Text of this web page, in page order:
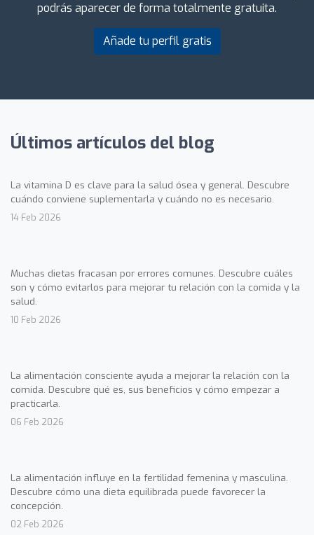
podrás aparecer de forma totalmente gratuita.
Añade tu perfil gratis
Últimos artículos del blog
La vitamina D es clave para la salud ósea y general. Descubre
cuándo conviene suplementarla y cuándo no es necesario.
14 Feb 2026
Muchas dietas fracasan por errores comunes. Descubre cuáles
son y cómo evitarlos para mejorar tu relación con la comida y la
salud.
10 Feb 2026
La alimentación consciente ayuda a mejorar la relación con la
comida. Descubre qué es, sus beneficios y cómo empezar a
practicarla.
06 Feb 2026
La alimentación influye en la fertilidad femenina y masculina.
Descubre cómo una dieta equilibrada puede favorecer la
concepción.
02 Feb 2026